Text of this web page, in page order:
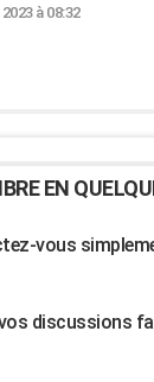
2023 à 08:32
EN
vous
discussions